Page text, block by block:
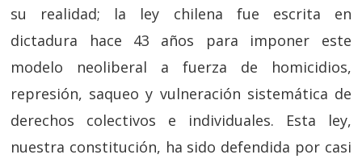
su realidad; la ley chilena fue escrita en
dictadura hace 43 años para imponer este
modelo neoliberal a fuerza de homicidios,
represión, saqueo y vulneración sistemática de
derechos colectivos e individuales. Esta ley,
nuestra constitución, ha sido defendida por casi